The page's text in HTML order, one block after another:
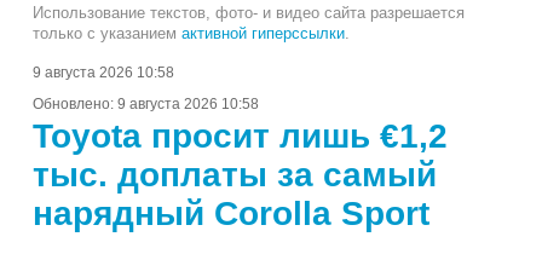
Использование текстов, фото- и видео сайта разрешается
только с указанием активной гиперссылки.
9 августа 2026 10:58
Обновлено: 9 августа 2026 10:58
Toyota просит лишь €1,2
тыс. доплаты за самый
нарядный Corolla Sport